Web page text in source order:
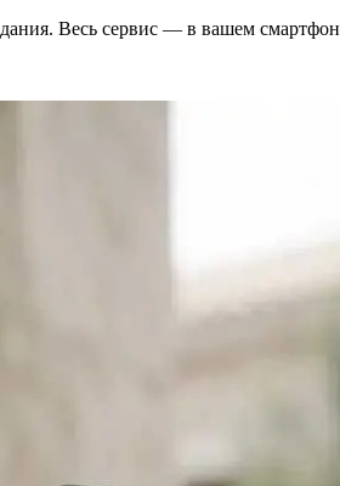
Весь сервис — в вашем